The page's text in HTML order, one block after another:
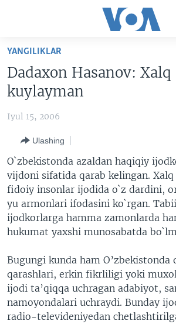
Boshiga
qayting
Qidiruvga
o'ting
AMERIKA
VATANDOSHLAR
MULTIMEDIA
AMERIKA MANZARALARI
XALQARO HAYOT
VASHINGTON CHOYXONASI
VIDEO
XABARLAR SURATLARDA
IJTIMOIY TARMOQLAR
FACEBOOK
YOUTUBE
ODNOKLASSNIKI
TELEGRAM
TWITTER
INGLIZ TILI DARSLARI
EDITORIAL
Learning English
YANGILIKLAR
Dadaxon Hasanov:
kuylayman
Iyul 15, 2006
Ulashing
O`zbekistonda azaldan haqiqiy
vijdoni sifatida qarab kelingan. Xalq
fidoiy insonlar ijodida o`z dardini,
yu armonlari ifodasini ko`rgan.
ijodkorlarga hamma zamonlarda
hukumat yaxshi munosabatda
Bugungi kunda ham O’zbekistonda
qarashlari, erkin fikrliligi yoki
ijodi ta’qiqqa uchragan adabiyot,
namoyondalari uchraydi. Bunday
radio-televideniyedan